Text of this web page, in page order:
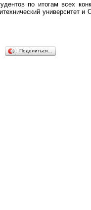
по итогам всех
университет
Поделиться…